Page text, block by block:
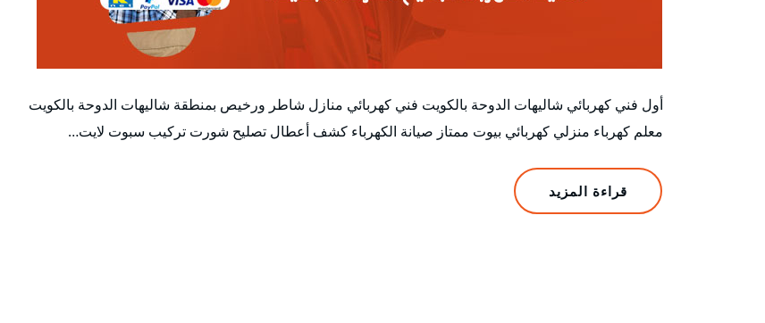
أول فني كهربائي شاليهات الدوحة بالكويت فني كهربائي منازل شاطر ورخيص بمنطقة شاليهات الدوحة بالكويت
معلم كهرباء منزلي كهربائي بيوت ممتاز صيانة الكهرباء كشف أعطال تصليح شورت تركيب سبوت لايت…
قراءة المزيد